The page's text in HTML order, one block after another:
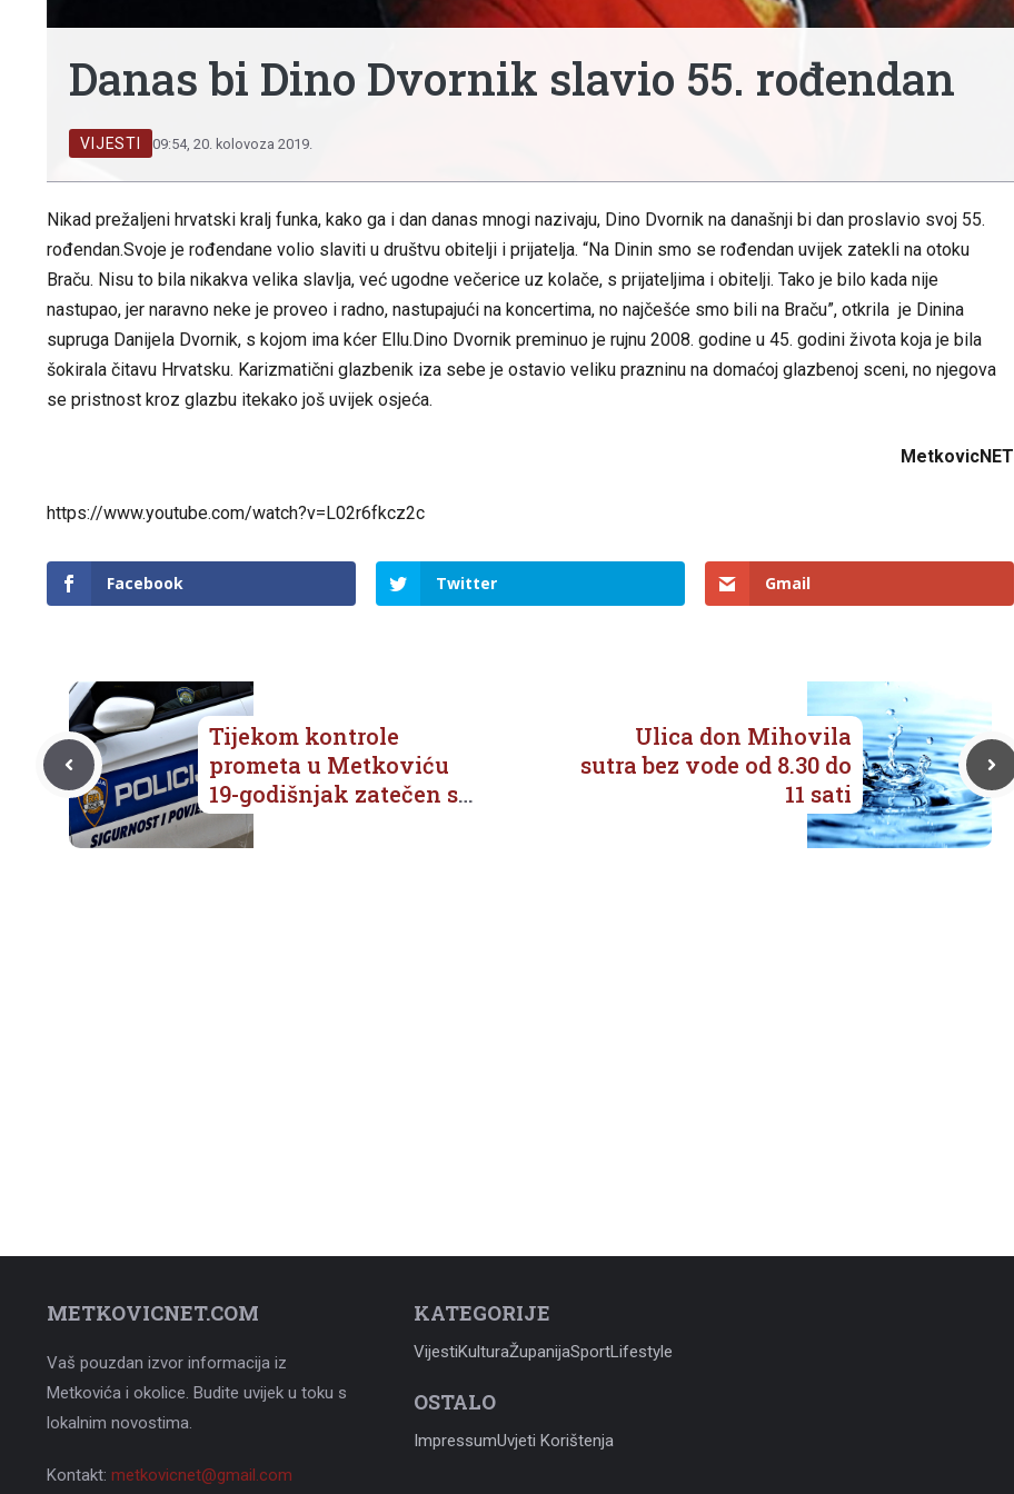
Danas bi Dino Dvornik slavio 55. rođendan
VIJESTI 09:54, 20. kolovoza 2019.
Nikad prežaljeni hrvatski kralj funka, kako ga i dan danas mnogi nazivaju, Dino Dvornik na današnji bi dan proslavio svoj 55.
rođendan.Svoje je rođendane volio slaviti u društvu obitelji i prijatelja. “Na Dinin smo se rođendan uvijek zatekli na otoku
Braču. Nisu to bila nikakva velika slavlja, već ugodne večerice uz kolače, s prijateljima i obitelji. Tako je bilo kada nije
nastupao, jer naravno neke je proveo i radno, nastupajući na koncertima, no najčešće smo bili na Braču”, otkrila je Dinina
supruga Danijela Dvornik, s kojom ima kćer Ellu.Dino Dvornik preminuo je rujnu 2008. godine u 45. godini života koja je bila
šokirala čitavu Hrvatsku. Karizmatični glazbenik iza sebe je ostavio veliku prazninu na domaćoj glazbenoj sceni, no njegova
se pristnost kroz glazbu itekako još uvijek osjeća.
MetkovicNET
https://www.youtube.com/watch?v=L02r6fkcz2c
Facebook Twitter Gmail
Tijekom kontrole
prometa u Metkoviću
19-godišnjak zatečen s
200 g marihuane
Ulica don Mihovila
sutra bez vode od 8.30 do
11 sati
METKOVICNET.COM
Vaš pouzdan izvor informacija iz
Metkovića i okolice. Budite uvijek u toku s
lokalnim novostima.
Kontakt: metkovicnet@gmail.com
KATEGORIJE
VijestiKulturaŽupanijaSportLifestyle
OSTALO
ImpressumUvjeti Korištenja